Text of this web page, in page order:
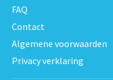
FAQ
Contact
Algemene voorwaarden
Privacy verklaring